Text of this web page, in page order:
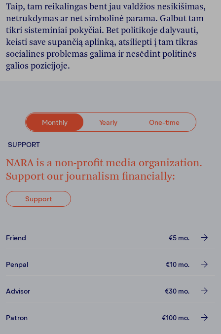
Taip, tam reikalingas bent jau valdžios nesikišimas,
netrukdymas ar net simbolinė parama. Galbūt tam
tikri sisteminiai pokyčiai. Bet politikoje dalyvauti,
keisti save supančią aplinką, atsiliepti į tam tikras
socialines problemas galima ir nesėdint politinės
galios pozicijoje.
Monthly Yearly One-time
SUPPORT
NARA is a non-profit media organization.
Support our journalism financially:
Support
Friend €5 mo.
Penpal €10 mo.
Advisor €30 mo.
Patron €100 mo.